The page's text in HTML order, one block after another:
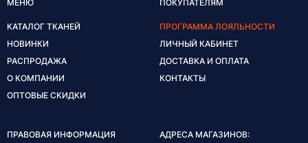
МЕНЮ
КАТАЛОГ ТКАНЕЙ
НОВИНКИ
РАСПРОДАЖА
О КОМПАНИИ
ОПТОВЫЕ СКИДКИ
ПОКУПАТЕЛЯМ
ПРОГРАММА ЛОЯЛЬНОСТИ
ЛИЧНЫЙ КАБИНЕТ
ДОСТАВКА И ОПЛАТА
КОНТАКТЫ
ПРАВОВАЯ ИНФОРМАЦИЯ АДРЕСА МАГАЗИНОВ: